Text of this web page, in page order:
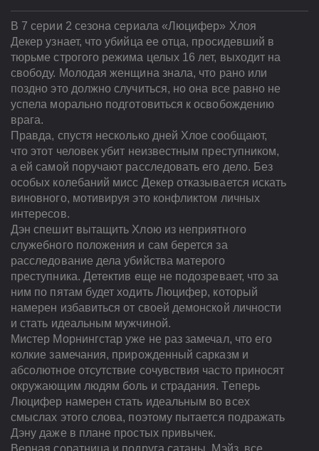
В 7 серии 2 сезона сериала «Люцифер» Хлоя
Декер узнает, что убийца ее отца, просидевший в
тюрьме строгого режима целых 16 лет, выходит на
свободу. Молодая женщина знала, что рано или
поздно это должно случиться, но она все равно не
успела морально подготовиться к освобождению
врага.
Правда, спустя несколько дней Хлое сообщают,
что этот человек убит неизвестным преступником,
а ей самой поручают расследовать его дело. Без
особых колебаний мисс Декер отказывается искать
виновного, мотивируя это конфликтом личных
интересов.
Дэн спешит вытащить Хлою из неприятного
служебного положения и сам берется за
расследование дела убийства матерого
преступника. Детектив еще не подозревает, что за
ним по пятам будет ходить Люцифер, который
намерен избавиться от своей демонской личности
и стать идеальным мужчиной.
Мистер Морнингстар уже не раз замечал, что его
колкие замечания, прирожденный сарказм и
абсолютное отсутствие сочувствия часто приносят
окружающим людям боль и страдания. Теперь
Люцифер намерен стать идеальным во всех
смыслах этого слова, поэтому пытается подражать
Дэну даже в плане простых привычек.